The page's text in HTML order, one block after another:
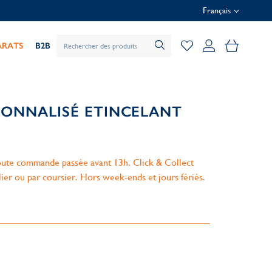
Français
B2B Mon
ETINCELANT
commande passée avant 13h. Click & Collect
ou par coursier. Hors week-ends et jours fériés.